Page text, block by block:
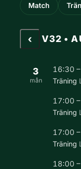
Match
‹ V32 •
3
mån
16:30
Träning
17:00
Träning
17:00
Träning
18:00